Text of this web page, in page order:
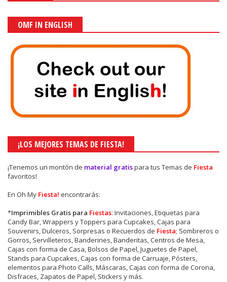
OMF IN ENGLISH
¡LOS MEJORES TEMAS DE FIESTA!
¡Tenemos un montón de material gratispara tus Temas de Fiesta
favoritos!
En Oh My Fiesta! encontrarás:
*Imprimibles Gratis para Fiestas: Invitaciones, Etiquetas para
Candy Bar, Wrappers y Toppers para Cupcakes, Cajas para
Souvenirs, Dulceros, Sorpresas o Recuerdos de Fiesta; Sombreros o
Gorros, Servilleteros, Banderines, Banderitas, Centros de Mesa,
Cajas con forma de Casa, Bolsos de Papel, Juguetes de Papel,
Stands para Cupcakes, Cajas con forma de Carruaje, Pósters,
elementos para Photo Calls, Máscaras, Cajas con forma de Corona,
Disfraces, Zapatos de Papel, Stickers y más.